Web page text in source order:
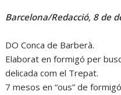
Barcelona/Redacció, 8 de
DO Conca de Barberà.
Elaborat en formigó per
delicada com el Trepat.
7 mesos en “ous” de